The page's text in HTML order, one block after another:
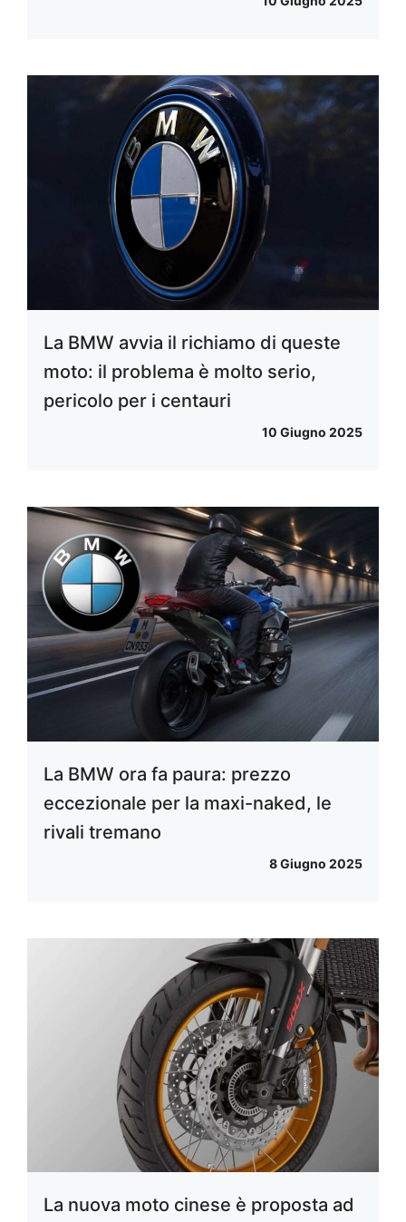
La BMW avvia il richiamo di queste
moto: il problema è molto serio,
pericolo per i centauri
10 Giugno 2025
La BMW ora fa paura: prezzo
eccezionale per la maxi-naked, le
rivali tremano
8 Giugno 2025
La nuova moto cinese è proposta ad